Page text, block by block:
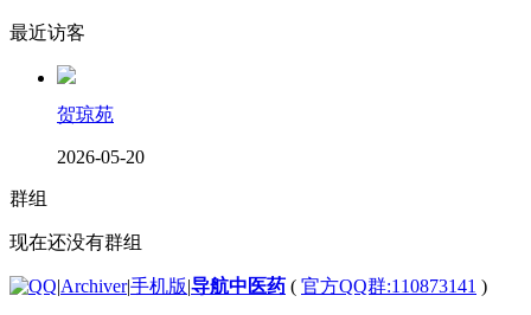
最近访客
贺琼苑
2026-05-20
群组
现在还没有群组
|Archiver|手机版|导航中医药 ( 官方QQ群:110873141 )